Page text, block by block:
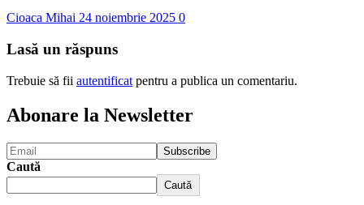
Cioaca Mihai 24 noiembrie 2025 0
Lasă un răspuns
Trebuie să fii autentificat pentru a publica un comentariu.
Abonare la Newsletter
Caută
Caută